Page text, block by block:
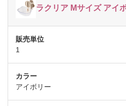
ラクリア Mサイズ アイ
1
アイボリー